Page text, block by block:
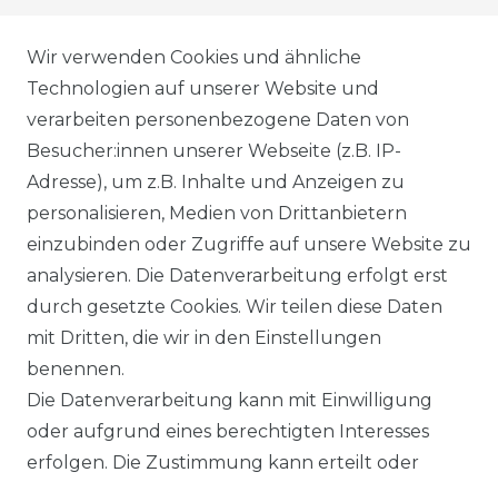
AGB
DATENSCHUTZERKLÄRUNG
WIDERRUFSRECHT
IMPRESSUM
KONTAKT
Wir verwenden Cookies und ähnliche
Technologien auf unserer Website und
verarbeiten personenbezogene Daten von
Besucher:innen unserer Webseite (z.B. IP-
Adresse), um z.B. Inhalte und Anzeigen zu
personalisieren, Medien von Drittanbietern
einzubinden oder Zugriffe auf unsere Website zu
analysieren. Die Datenverarbeitung erfolgt erst
durch gesetzte Cookies. Wir teilen diese Daten
mit Dritten, die wir in den Einstellungen
benennen.
Die Datenverarbeitung kann mit Einwilligung
oder aufgrund eines berechtigten Interesses
erfolgen. Die Zustimmung kann erteilt oder